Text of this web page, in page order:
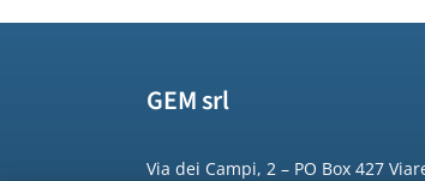
GEM srl
Via dei Campi, 2 – PO Box 427